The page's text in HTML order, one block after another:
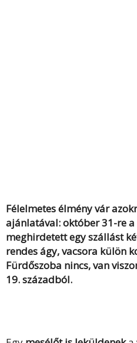
Félelmetes élmény vár
ajánlatával: október 31-re
meghirdetett egy szállást
rendes ágy, vacsora külön
Fürdőszoba nincs, van
19. századból.